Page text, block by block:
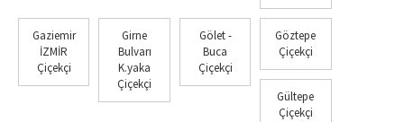
Gaziemir
İZMİR
Çiçekçi
Girne
Bulvarı
K.yaka
Çiçekçi
Gölet -
Buca
Çiçekçi
Göztepe
Çiçekçi
Gültepe
Çiçekçi